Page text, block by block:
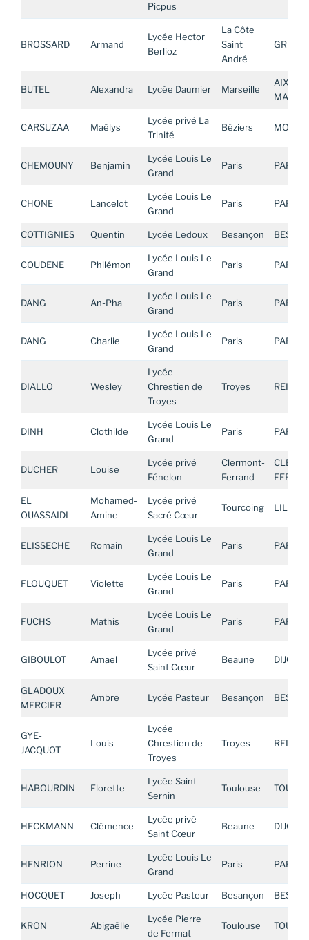
Picpus
BROSSARD Armand
Lycée Hector
Berlioz
La Côte
Saint
André
BUTEL Alexandra Lycée Daumier Marseille
AIX-
CARSUZAA Maëlys
Lycée privé La
Trinité
Béziers
CHEMOUNY Benjamin
Lycée Louis Le
Grand
Paris PARIS
CHONE Lancelot
Lycée Louis Le
Grand
Paris PARIS
COTTIGNIES Quentin Lycée Ledoux Besançon
COUDENE Philémon
Lycée Louis Le
Grand
Paris PARIS
DANG An-Pha
Lycée Louis Le
Grand
Paris PARIS
DANG Charlie
Lycée Louis Le
Grand
Paris PARIS
DIALLO Wesley
Lycée
Chrestien de
Troyes
Troyes REIMS
DINH Clothilde
Lycée Louis Le
Grand
Paris PARIS
DUCHER Louise
Lycée privé
Fénelon
Clermont-
Ferrand
EL
OUASSAIDI
Mohamed-
Amine
Lycée privé
Sacré Cœur
Tourcoing LILLE
ELISSECHE Romain
Lycée Louis Le
Grand
Paris PARIS
FLOUQUET Violette
Lycée Louis Le
Grand
Paris PARIS
FUCHS Mathis
Lycée Louis Le
Grand
Paris PARIS
GIBOULOT Amael
Lycée privé
Saint Cœur
Beaune DIJON
GLADOUX
MERCIER
Ambre Lycée Pasteur Besançon
GYE-
JACQUOT
Louis
Lycée
Chrestien de
Troyes
Troyes REIMS
HABOURDIN Florette
Lycée Saint
Sernin
Toulouse
HECKMANN Clémence
Lycée privé
Saint Cœur
Beaune DIJON
HENRION Perrine
Lycée Louis Le
Grand
Paris PARIS
HOCQUET Joseph Lycée Pasteur Besançon
KRON Abigaëlle
Lycée Pierre
de Fermat
Toulouse